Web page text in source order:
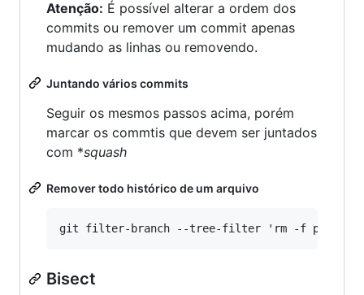
Atenção: É possível alterar a ordem dos
commits ou remover um commit apenas
mudando as linhas ou removendo.
Juntando vários commits
Seguir os mesmos passos acima, porém
marcar os commtis que devem ser juntados
com *squash
Remover todo histórico de um arquivo
Bisect